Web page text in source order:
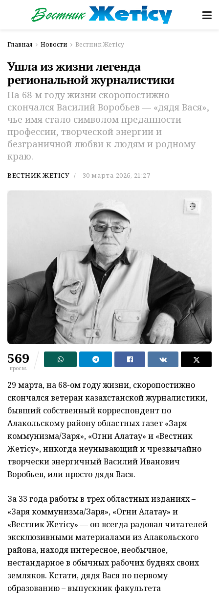
Главная Новости Вестник Жетісу
Ушла из жизни легенда
региональной журналистики
На 68-м году жизни скоропостижно
скончался Василий Воробьев — «дядя Вася»,
чье имя стало символом преданности
профессии, творческой энергии и
безграничной любви к людям и родному
краю.
ВЕСТНИК ЖЕТІСУ 30 марта 2026, 21:27
569
просм.
29 марта, на 68-ом году жизни, скоропостижно
скончался ветеран казахстанской журналистики,
бывший собственный корреспондент по
Алакольскому району областных газет «Заря
коммунизма/Заря», «Огни Алатау» и «Вестник
Жетісу», никогда неунывающий и чрезвычайно
творчески энергичный Василий Иванович
Воробьев, или просто дядя Вася.
За 33 года работы в трех областных изданиях –
«Заря коммунизма/Заря», «Огни Алатау» и
«Вестник Жетісу» — он всегда радовал читателей
эксклюзивными материалами из Алакольского
района, находя интересное, необычное,
нестандарное в обычных рабочих буднях своих
земляков. Кстати, дядя Вася по первому
образованию – выпускник факультета